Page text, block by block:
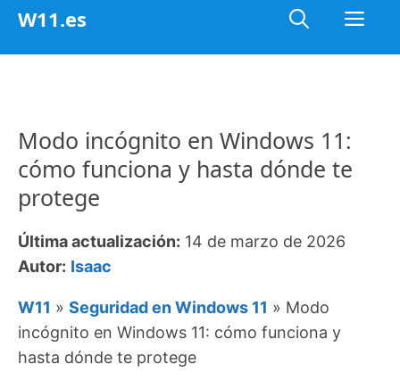
Saltar
W11.es
Modo incógnito en Windows 11:
cómo funciona y hasta dónde te
protege
Última actualización: 14 de marzo de 2026
Autor: Isaac
W11 » Seguridad en Windows 11 » Modo
incógnito en Windows 11: cómo funciona y
hasta dónde te protege